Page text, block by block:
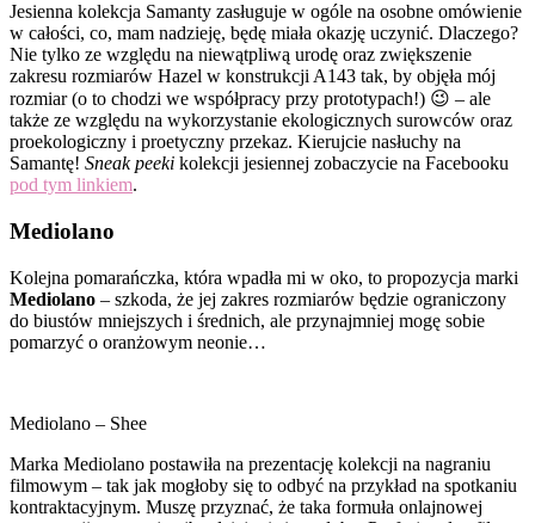
Jesienna kolekcja Samanty zasługuje w ogóle na osobne omówienie
w całości, co, mam nadzieję, będę miała okazję uczynić. Dlaczego?
Nie tylko ze względu na niewątpliwą urodę oraz zwiększenie
zakresu rozmiarów Hazel w konstrukcji A143 tak, by objęła mój
rozmiar (o to chodzi we współpracy przy prototypach!) 😉 – ale
także ze względu na wykorzystanie ekologicznych surowców oraz
proekologiczny i proetyczny przekaz. Kierujcie nasłuchy na
Samantę! Sneak peeki kolekcji jesiennej zobaczycie na Facebooku
pod tym linkiem.
Mediolano
Kolejna pomarańczka, która wpadła mi w oko, to propozycja marki
Mediolano – szkoda, że jej zakres rozmiarów będzie ograniczony
do biustów mniejszych i średnich, ale przynajmniej mogę sobie
pomarzyć o oranżowym neonie…
Mediolano – Shee
Marka Mediolano postawiła na prezentację kolekcji na nagraniu
filmowym – tak jak mogłoby się to odbyć na przykład na spotkaniu
kontraktacyjnym. Muszę przyznać, że taka formuła onlajnowej